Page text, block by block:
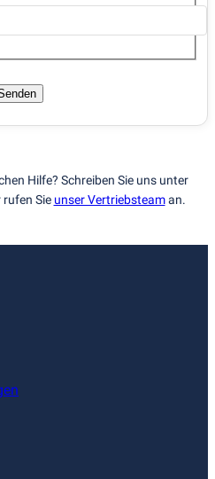
Hilfe? Schreiben Sie uns unter
Sie unser Vertriebsteaman.